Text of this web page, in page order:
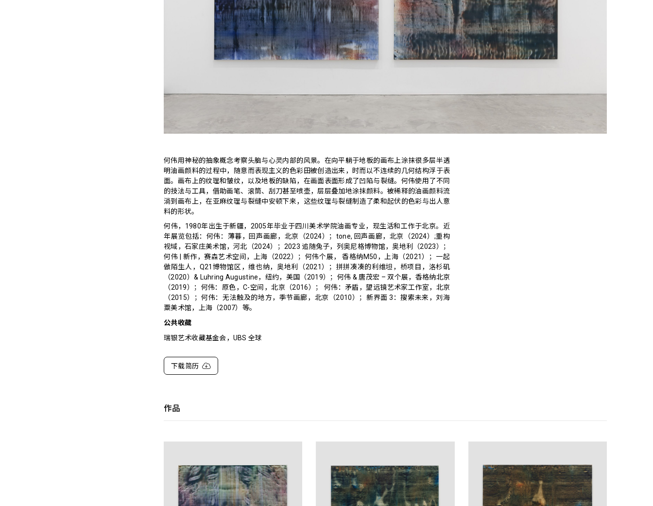
何伟用神秘的抽象概念考察头脑与心灵内部的风景。在向平躺于地板的画布上涂抹很多层半透
明油画颜料的过程中，随意而表现主义的色彩田被创造出来，时而以不连续的几何结构浮于表
面。画布上的纹理和皱纹，以及地板的缺陷，在画面表面形成了凹陷与裂缝。何伟使用了不同
的技法与工具，借助画笔、滚筒、刮刀甚至喷壶，层层叠加地涂抹颜料。被稀释的油画颜料流
淌到画布上，在亚麻纹理与裂缝中安顿下来，这些纹理与裂缝制造了柔和起伏的色彩与出人意
料的形状。
何伟，1980年出生于新疆，2005年毕业于四川美术学院油画专业，现生活和工作于北京。近
年展览包括：何伟：薄暮，回声画廊，北京（2024）；tone, 回声画廊，北京（2024）;重构
视域，石家庄美术馆，河北（2024）；2023 追随兔子，列奥尼格博物馆，奥地利（2023）；
何伟 | 新作，赛森艺术空间，上海（2022）；何伟个展， 香格纳M50，上海（2021）；一起
做陌生人，Q21博物馆区，维也纳，奥地利（2021）；拼拼凑凑的利维坦，桥项目，洛杉矶
（2020）& Luhring Augustine，纽约，美国（2019）；何伟 & 唐茂宏 – 双个展，香格纳北京
（2019）；何伟：原色，C-空间，北京（2016）； 何伟：矛盾，望远镜艺术家⼯作室，北京
（2015）；何伟：无法触及的地⽅，季节画廊，北京（2010）；新界面 3：搜索未来，刘海
粟美术馆，上海（2007）等。
公共收藏
瑞银艺术收藏基金会，UBS 全球
下载简历
作品